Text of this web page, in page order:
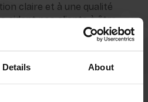
Details About
claire et à une qualité
aident nos clients à être
respectifs. Outre nos
Habibi, Gloria et Vegolita -